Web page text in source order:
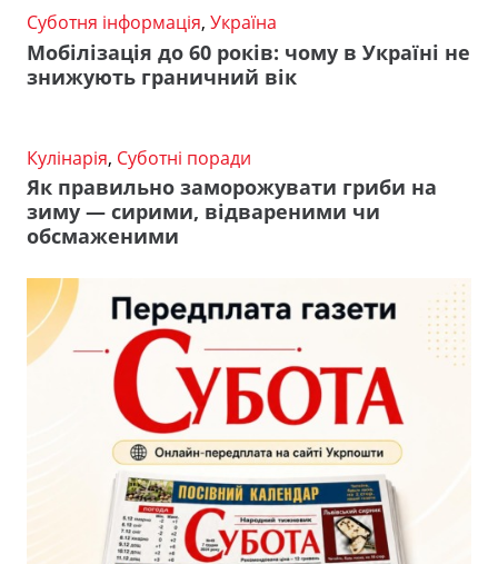
Суботня інформація, Україна
Мобілізація до 60 років: чому в Україні не
знижують граничний вік
Кулінарія, Суботні поради
Як правильно заморожувати гриби на
зиму — сирими, відвареними чи
обсмаженими